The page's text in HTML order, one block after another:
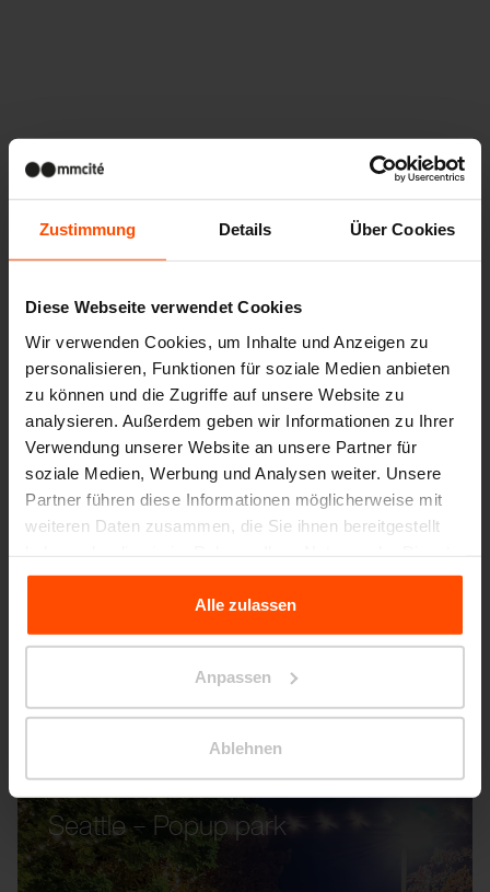
Zustimmung Details Über Cookies
Diese Webseite verwendet Cookies
Wir verwenden Cookies, um Inhalte und Anzeigen zu
personalisieren, Funktionen für soziale Medien anbieten
zu können und die Zugriffe auf unsere Website zu
analysieren. Außerdem geben wir Informationen zu Ihrer
Verwendung unserer Website an unsere Partner für
soziale Medien, Werbung und Analysen weiter. Unsere
Partner führen diese Informationen möglicherweise mit
weiteren Daten zusammen, die Sie ihnen bereitgestellt
gesammelt haben.
Für weitere Informationen besuchen Sie bitte Principles
Alle zulassen
Anpassen
Ablehnen
Andere Projekte
Wien – Donauterasse
Seattle – Popup park